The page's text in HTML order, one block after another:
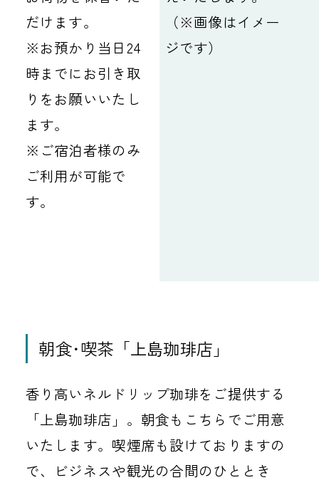
だけます。
※お預かり当日24
時までにお引き取
りをお願いいたし
ます。
※ご宿泊者様のみ
ご利用が可能で
す。
（※画像はイメー
ジです）
朝食･喫茶「上島珈琲店」
香り高いネルドリップ珈琲をご提供する
「上島珈琲店」。朝食もこちらでご用意
いたします。喫煙席も設けておりますの
で、ビジネスや観光の合間のひととき